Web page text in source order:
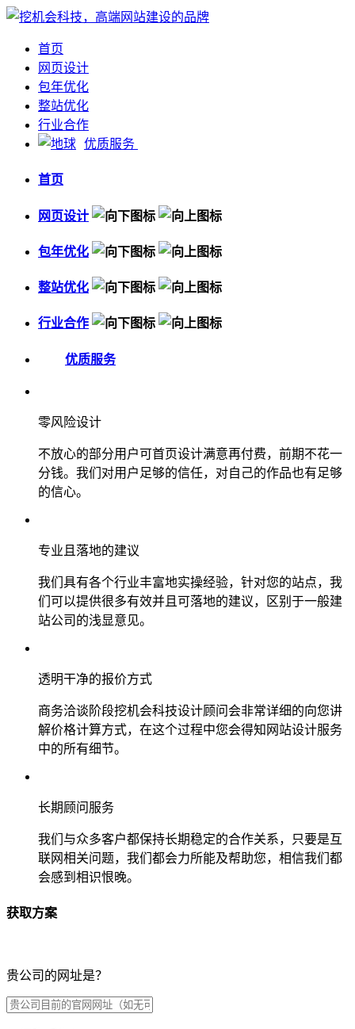
首页
网页设计
包年优化
整站优化
行业合作
优质服务
首页
网页设计
包年优化
整站优化
行业合作
优质服务
零风险设计
不放心的部分用户可首页设计满意再付费，前期不花一
分钱。我们对用户足够的信任，对自己的作品也有足够
的信心。
专业且落地的建议
我们具有各个行业丰富地实操经验，针对您的站点，我
们可以提供很多有效并且可落地的建议，区别于一般建
站公司的浅显意见。
透明干净的报价方式
商务洽谈阶段挖机会科技设计顾问会非常详细的向您讲
解价格计算方式，在这个过程中您会得知网站设计服务
中的所有细节。
长期顾问服务
我们与众多客户都保持长期稳定的合作关系，只要是互
联网相关问题，我们都会力所能及帮助您，相信我们都
会感到相识恨晚。
获取方案
贵公司的网址是？